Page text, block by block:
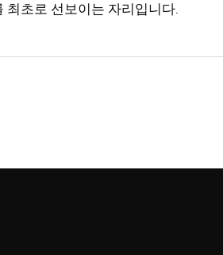
최초로 선보이는 자리입니다.